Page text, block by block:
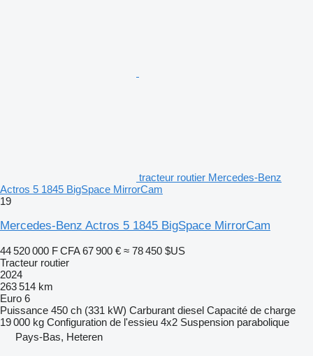
tracteur routier Mercedes-Benz
Actros 5 1845 BigSpace MirrorCam
19
Mercedes-Benz Actros 5 1845 BigSpace MirrorCam
44 520 000 F CFA 67 900 € ≈ 78 450 $US
Tracteur routier
2024
263 514 km
Euro 6
Puissance 450 ch (331 kW) Carburant diesel Capacité de charge
19 000 kg Configuration de l'essieu 4x2 Suspension parabolique
Pays-Bas, Heteren